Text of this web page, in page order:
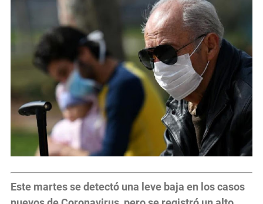
Este martes se detectó una leve baja en los casos